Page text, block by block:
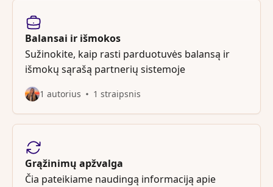
Balansai ir išmokos
Sužinokite, kaip rasti parduotuvės balansą ir
išmokų sąrašą partnerių sistemoje
1 autorius 1 straipsnis
Grąžinimų apžvalga
Čia pateikiame naudingą informaciją apie